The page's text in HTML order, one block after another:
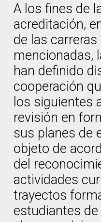
A los fines de
acreditación,
de las
mencionadas,
han definido
cooperación
los siguientes
revisión en
sus planes de
objeto de
del
actividades
trayectos
estudiantes